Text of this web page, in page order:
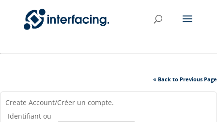
« Back to Previous Page
Create Account/Créer un compte.
Identifiant ou